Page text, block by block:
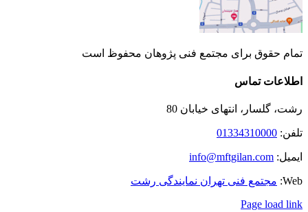
تمام حقوق برای مجتمع فنی پژوهان محفوظ است
Instagram
LinkedIn
Toggle
Bar
Area
اطلاعات تماس
رشت، گلسار، انتهای خیابان 80
تلفن: 01334310000
ایمیل: info@mftgilan.com
Web: مجتمع فنی تهران نمایندگی رشت
Page load link